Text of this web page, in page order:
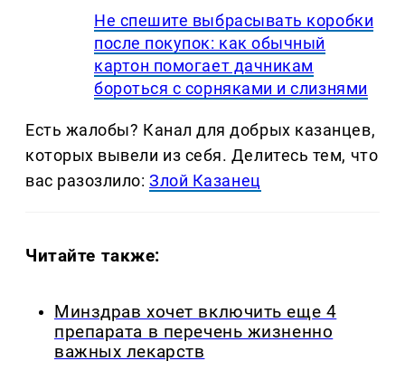
Не спешите выбрасывать коробки
после покупок: как обычный
картон помогает дачникам
бороться с сорняками и слизнями
Есть жалобы? Канал для добрых казанцев,
которых вывели из себя. Делитеcь тем, что
вас разозлило:Злой Казанец
Читайте также:
Минздрав хочет включить еще 4
препарата в перечень жизненно
важных лекарств